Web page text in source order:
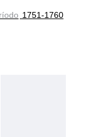
1751-1760